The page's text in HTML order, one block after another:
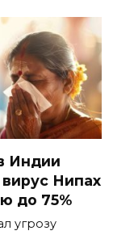
Индии
Нипах
до 75%
угрозу